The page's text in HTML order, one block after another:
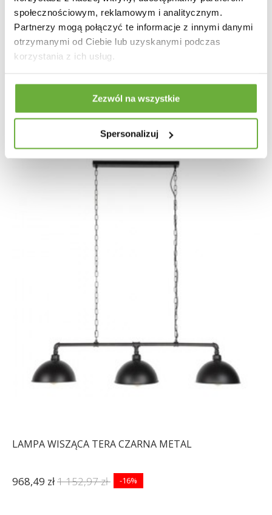
społecznościowym, reklamowym i analitycznym.
Partnerzy mogą połączyć te informacje z innymi danymi
otrzymanymi od Ciebie lub uzyskanymi podczas
korzystania z ich usług.
Zezwól na wszystkie
Spersonalizuj
LAMPA WISZĄCA LUI METALOWA CIEMNOSZARA
LAMPA WISZĄCA TERA CZARNA METAL
968,49 zł1 152,97 zł -16%